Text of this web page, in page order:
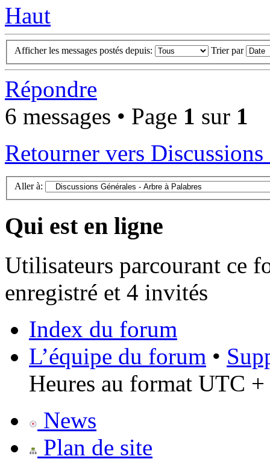
Haut
Afficher les messages postés depuis: Trier par
Répondre
6 messages • Page 1 sur 1
Retourner vers
Aller à:
Qui est en ligne
Utilisateurs parcourant ce
enregistré et 4 invités
Index du forum
L’équipe du forum •
Heures au format UTC +
News
Plan de site